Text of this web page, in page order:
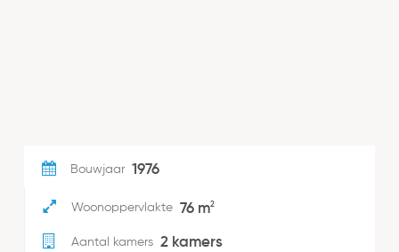
Bouwjaar 1976
Woonoppervlakte 76 m2
Aantal kamers 2 kamers